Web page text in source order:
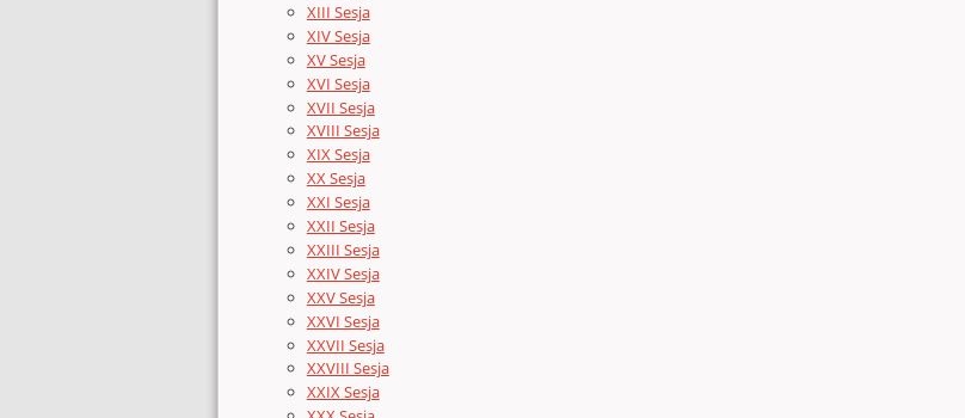
XIII Sesja
XIV Sesja
XV Sesja
XVI Sesja
XVII Sesja
XVIII Sesja
XIX Sesja
XX Sesja
XXI Sesja
XXII Sesja
XXIII Sesja
XXIV Sesja
XXV Sesja
XXVI Sesja
XXVII Sesja
XXVIII Sesja
XXIX Sesja